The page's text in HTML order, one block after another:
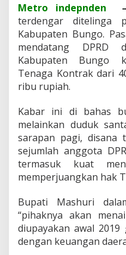
Metro indepnden
terdengar ditelinga
Kabupaten Bungo.
mendatang DPRD
Kabupaten Bungo
Tenaga Kontrak dari
ribu rupiah.
Kabar ini di bahas
melainkan duduk
sarapan pagi, disana
sejumlah anggota
termasuk kuat
memperjuangkan hak
Bupati Mashuri
“pihaknya akan
diupayakan awal
dengan keuangan